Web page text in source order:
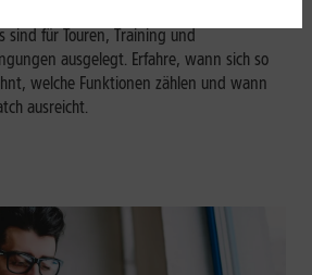
sind für Touren, Training und
ausgelegt. Erfahre, wann sich so
welche Funktionen zählen und wann
ausreicht.